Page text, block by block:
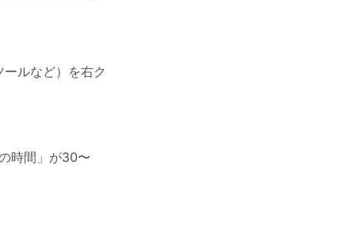
ルなど）を右ク
時間」が30〜